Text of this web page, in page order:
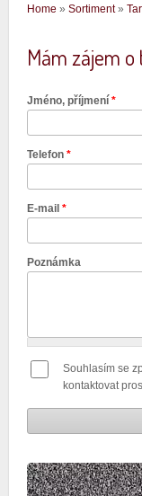
Jste zde
Home » Sortiment»
Mám zájem
Jméno, příjmení *
Telefon *
E-mail *
Poznámka
Souhlasím se
kontaktovat